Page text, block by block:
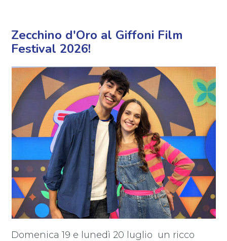
Zecchino d'Oro al Giffoni Film
Festival 2026!
Domenica 19 e lunedì 20 luglio un ricco